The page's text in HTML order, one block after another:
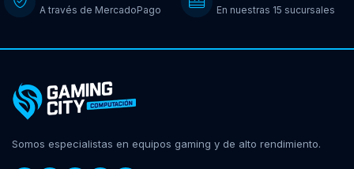
A través de MercadoPago En nuestras 15 sucursales
Somos especialistas en equipos gaming y de alto rendimiento.